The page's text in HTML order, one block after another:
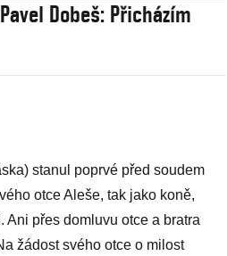
Dobeš: Přicházím
stanul poprvé před soudem
otce Aleše, tak jako koně,
Ani přes domluvu otce a bratra
žádost svého otce o milost